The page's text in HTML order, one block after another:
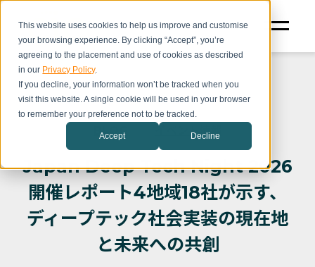
This website uses cookies to help us improve and customise
your browsing experience. By clicking “Accept”, you’re
agreeing to the placement and use of cookies as described
in our Privacy Policy.
If you decline, your information won’t be tracked when you
visit this website. A single cookie will be used in your browser
to remember your preference not to be tracked.
Accept Decline
BLOG イベント情報
Japan Deep Tech Night 2026
開催レポート4地域18社が示す、
ディープテック社会実装の現在地
と未来への共創